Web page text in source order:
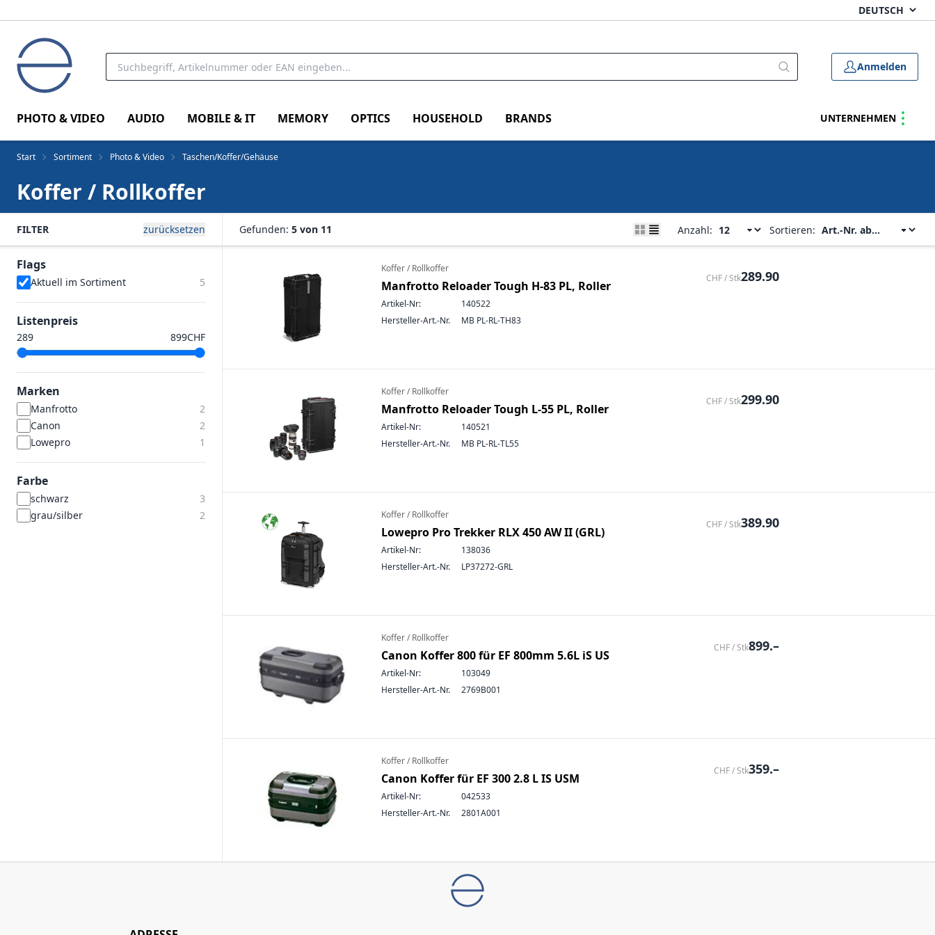
Anmelden
PHOTO & VIDEO AUDIO MOBILE & IT MEMORY OPTICS HOUSEHOLD BRANDS UNTERNEHMEN
Start Sortiment Photo & Video Taschen/Koffer/Gehäuse
Koffer / Rollkoffer
FILTER zurücksetzen
Flags
Aktuell im Sortiment 5
Listenpreis
CHF
Marken
Manfrotto
2
Canon
2
Lowepro
1
Farbe
schwarz
3
grau/silber
2
Gefunden: 5 von 11 Anzahl: Sortieren:
Koffer / Rollkoffer
Manfrotto Reloader Tough H-83 PL, Roller
Artikel-Nr:
140522
Hersteller-Art.-Nr.
MB PL-RL-TH83
CHF / Stk289.90
Koffer / Rollkoffer
Manfrotto Reloader Tough L-55 PL, Roller
Artikel-Nr:
140521
Hersteller-Art.-Nr.
MB PL-RL-TL55
CHF / Stk299.90
Koffer / Rollkoffer
Lowepro Pro Trekker RLX 450 AW II (GRL)
Artikel-Nr:
138036
Hersteller-Art.-Nr.
LP37272-GRL
CHF / Stk389.90
Koffer / Rollkoffer
Canon Koffer 800 für EF 800mm 5.6L iS US
Artikel-Nr:
103049
Hersteller-Art.-Nr.
2769B001
CHF / Stk899.–
Koffer / Rollkoffer
Canon Koffer für EF 300 2.8 L IS USM
Artikel-Nr:
042533
Hersteller-Art.-Nr.
2801A001
CHF / Stk359.–